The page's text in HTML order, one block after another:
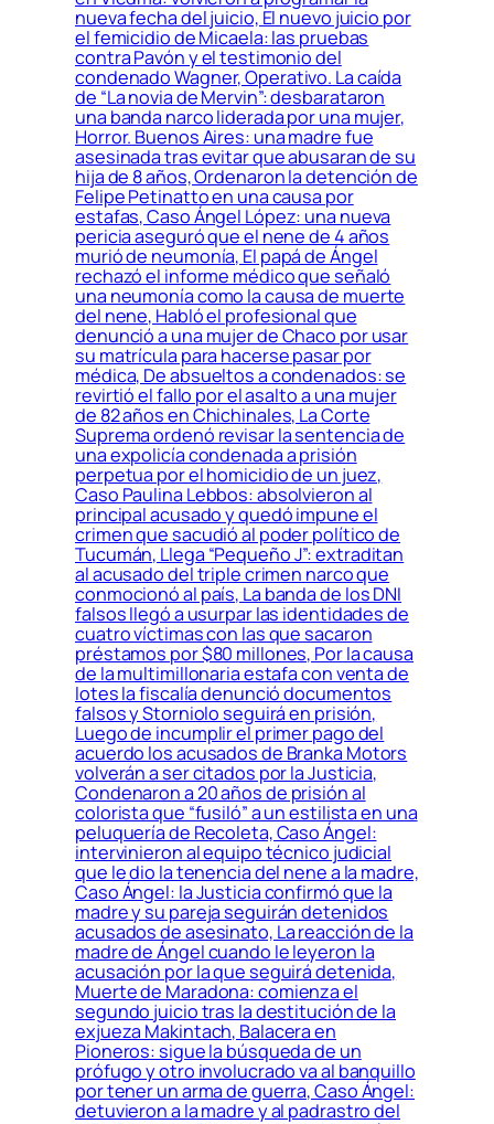
nueva fecha del juicio, El nuevo juicio por
el femicidio de Micaela: las pruebas
contra Pavón y el testimonio del
condenado Wagner, Operativo. La caída
de “La novia de Mervin”: desbarataron
una banda narco liderada por una mujer,
Horror. Buenos Aires: una madre fue
asesinada tras evitar que abusaran de su
hija de 8 años, Ordenaron la detención de
Felipe Petinatto en una causa por
estafas, Caso Ángel López: una nueva
pericia aseguró que el nene de 4 años
murió de neumonía, El papá de Ángel
rechazó el informe médico que señaló
una neumonía como la causa de muerte
del nene, Habló el profesional que
denunció a una mujer de Chaco por usar
su matrícula para hacerse pasar por
médica, De absueltos a condenados: se
revirtió el fallo por el asalto a una mujer
de 82 años en Chichinales, La Corte
Suprema ordenó revisar la sentencia de
una expolicía condenada a prisión
perpetua por el homicidio de un juez,
Caso Paulina Lebbos: absolvieron al
principal acusado y quedó impune el
crimen que sacudió al poder político de
Tucumán, Llega “Pequeño J”: extraditan
al acusado del triple crimen narco que
conmocionó al país, La banda de los DNI
falsos llegó a usurpar las identidades de
cuatro víctimas con las que sacaron
préstamos por $80 millones, Por la causa
de la multimillonaria estafa con venta de
lotes la fiscalía denunció documentos
falsos y Storniolo seguirá en prisión,
Luego de incumplir el primer pago del
acuerdo los acusados de Branka Motors
volverán a ser citados por la Justicia,
Condenaron a 20 años de prisión al
colorista que “fusiló” a un estilista en una
peluquería de Recoleta, Caso Ángel:
intervinieron al equipo técnico judicial
que le dio la tenencia del nene a la madre,
Caso Ángel: la Justicia confirmó que la
madre y su pareja seguirán detenidos
acusados de asesinato, La reacción de la
madre de Ángel cuando le leyeron la
acusación por la que seguirá detenida,
Muerte de Maradona: comienza el
segundo juicio tras la destitución de la
exjueza Makintach, Balacera en
Pioneros: sigue la búsqueda de un
prófugo y otro involucrado va al banquillo
por tener un arma de guerra, Caso Ángel:
detuvieron a la madre y al padrastro del